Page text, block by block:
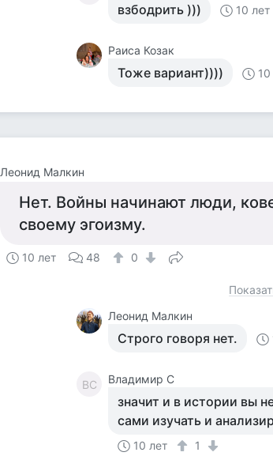
взбодрить ))) 10 лет
Раиса Козак
Тоже вариант))))
Леонид Малкин
Нет. Войны начинают люди,
своему эгоизму.
10 лет 48 0
Леонид Малкин
Строго говоря нет.
ВС Владимир С
значит и в истории вы
сами изучать и
10 лет 1